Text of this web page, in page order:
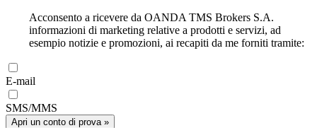
Acconsento a ricevere da OANDA TMS Brokers S.A.
informazioni di marketing relative a prodotti e servizi, ad
esempio notizie e promozioni, ai recapiti da me forniti tramite:
E-mail
SMS/MMS
Apri un conto di prova »